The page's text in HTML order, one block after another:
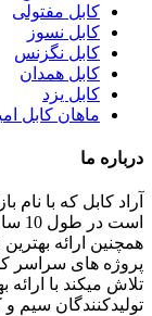
کابل مفتولی
کابل نسوز
کابل نگزنس
کابل همدان
کابل یزد
ماهان کابل
درباره ما
آراد کابل که با نام
همچنین ارائه
پروژه های سراسر
تلاش میکند با
تولیدکنندگان سیم